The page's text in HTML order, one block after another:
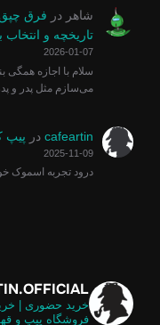
شاهر در فرق چپق
تاریخچه و انتخاب
2026-01-07
سلام با اجازه همگی
می‌سازم مثل پدر و
cafeartin در پیپ
2025-11-09
درود تجربه اسموک
خرید حضوری |
فروشگاه پیپ و